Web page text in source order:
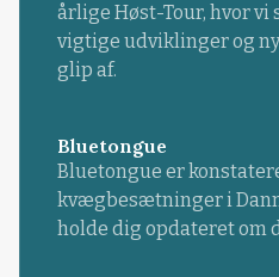
årlige Høst-Tour, hvor
vigtige udviklinger og
glip af.
Bluetongue
Bluetongue er
kvægbesætninger i
holde dig opdateret om